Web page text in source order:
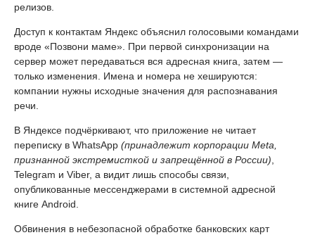
релизов.
Доступ к контактам Яндекс объяснил голосовыми командами
вроде «Позвони маме». При первой синхронизации на
сервер может передаваться вся адресная книга, затем —
только изменения. Имена и номера не хешируются:
компании нужны исходные значения для распознавания
речи.
В Яндексе подчёркивают, что приложение не читает
переписку в WhatsApp (принадлежит корпорации Meta,
признанной экстремисткой и запрещённой в России)
Telegram и Viber, а видит лишь способы связи,
опубликованные мессенджерами в системной адресной
книге Android.
Обвинения в небезопасной обработке банковских карт